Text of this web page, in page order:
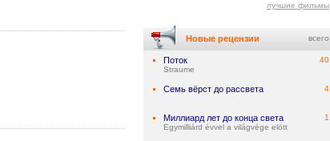
лучшие фильмы
Новые рецензии всего
Поток
Straume
40
Семь вёрст до рассвета 4
Миллиард лет до конца света
Egymilliárd évvel a világvége elött
1